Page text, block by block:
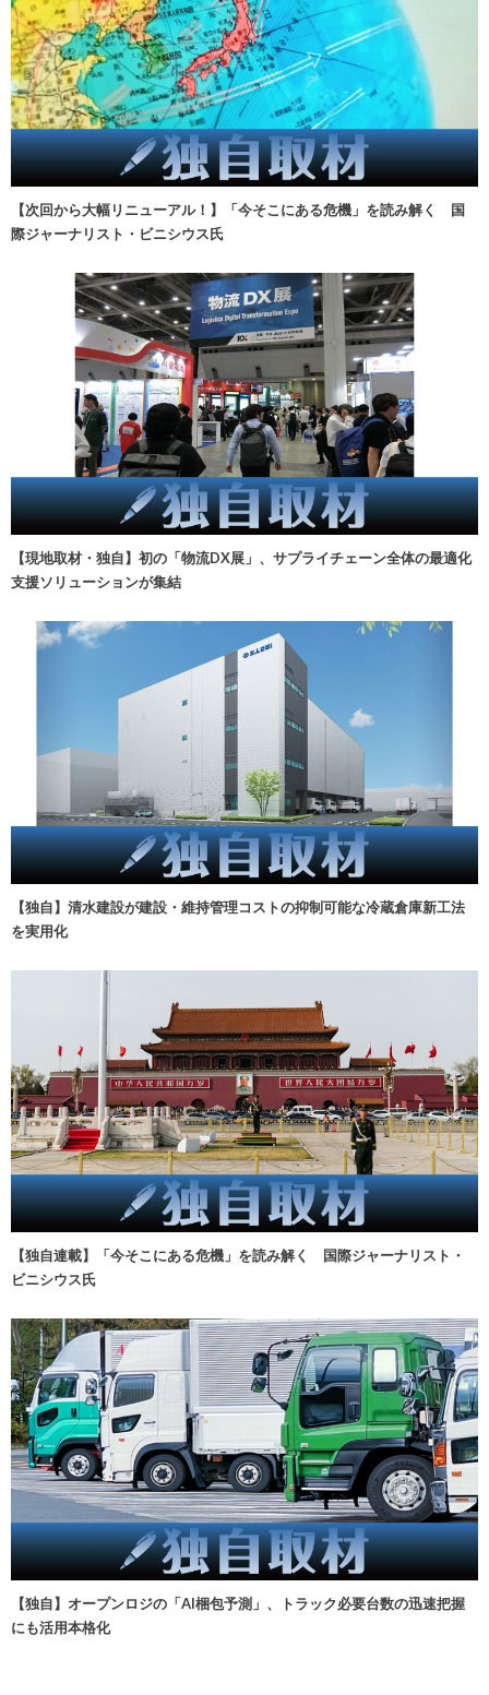
【次回から大幅リニューアル！】「今そこにある危機」を読み解く 国
際ジャーナリスト・ビニシウス氏
【現地取材・独自】初の「物流DX展」、サプライチェーン全体の最適化
支援ソリューションが集結
【独自】清水建設が建設・維持管理コストの抑制可能な冷蔵倉庫新工法
を実用化
【独自連載】「今そこにある危機」を読み解く 国際ジャーナリスト・
ビニシウス氏
【独自】オープンロジの「AI梱包予測」、トラック必要台数の迅速把握
にも活用本格化